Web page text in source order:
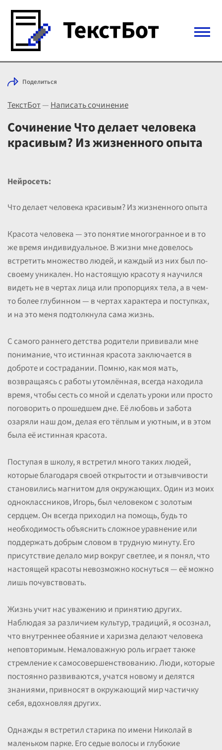
Войти с Telegram
Выбрать режим
Цены
Поделиться
ТекстБот—Написать сочинение
Сочинение Что делает человека
красивым? Из жизненного опыта
Нейросеть:
Что делает человека красивым? Из жизненного опыта
Красота человека — это понятие многогранное и в то
же время индивидуальное. В жизни мне довелось
встретить множество людей, и каждый из них был по-
своему уникален. Но настоящую красоту я научился
видеть не в чертах лица или пропорциях тела, а в чем-
то более глубинном — в чертах характера и поступках,
и на это меня подтолкнула сама жизнь.
С самого раннего детства родители прививали мне
понимание, что истинная красота заключается в
доброте и сострадании. Помню, как моя мать,
возвращаясь с работы утомлённая, всегда находила
время, чтобы сесть со мной и сделать уроки или просто
поговорить о прошедшем дне. Её любовь и забота
озаряли наш дом, делая его тёплым и уютным, и в этом
была её истинная красота.
Поступая в школу, я встретил много таких людей,
которые благодаря своей открытости и отзывчивости
становились магнитом для окружающих. Один из моих
одноклассников, Игорь, был человеком с золотым
сердцем. Он всегда приходил на помощь, будь то
необходимость объяснить сложное уравнение или
поддержать добрым словом в трудную минуту. Его
присутствие делало мир вокруг светлее, и я понял, что
настоящей красоты невозможно коснуться — её можно
лишь почувствовать.
Жизнь учит нас уважению и принятию других.
Наблюдая за различием культур, традиций, я осознал,
что внутреннее обаяние и харизма делают человека
неповторимым. Немаловажную роль играет также
стремление к самосовершенствованию. Люди, которые
постоянно развиваются, учатся новому и делятся
знаниями, привносят в окружающий мир частичку
себя, вдохновляя других.
Однажды я встретил старика по имени Николай в
маленьком парке. Его седые волосы и глубокие